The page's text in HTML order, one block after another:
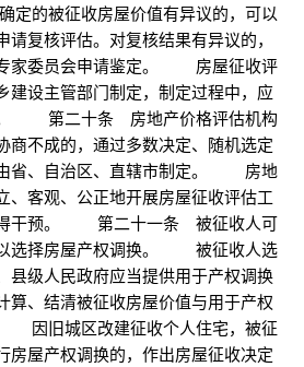
的被征收房屋价值有异议的，可以
复核评估。对复核结果有异议的，
家委员会申请鉴定。 房屋征收评
建设主管部门制定，制定过程中，应
。 第二十条 房地产价格评估机构
商不成的，通过多数决定、随机选定
省、自治区、直辖市制定。 房地
、客观、公正地开展房屋征收评估工
得干预。 第二十一条 被征收人可
以选择房屋产权调换。 被征收人选
县级人民政府应当提供用于产权调换
算、结清被征收房屋价值与用于产权
因旧城区改建征收个人住宅，被征
房屋产权调换的，作出房屋征收决定